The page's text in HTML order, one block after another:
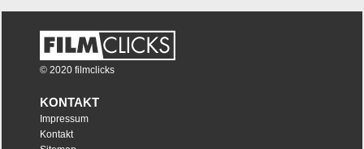
© 2020 filmclicks
KONTAKT
Impressum
Kontakt